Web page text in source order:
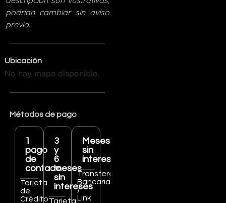
podrían cambiar sin aviso
previo.
Ubicación
No hay mapa disponible.
Métodos de pago
1
pago
de
contado
Tarjeta
de
Crédito
3
y
6
meses
sin
intereses
Tarjeta
Meses
sin
intereses
Transferencia
Bancaria
/
Link